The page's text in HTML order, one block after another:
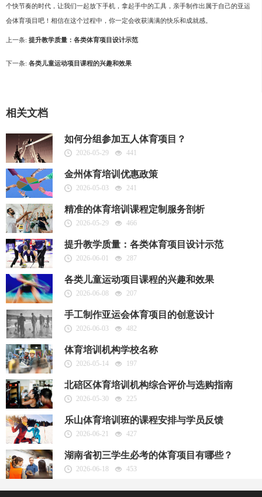
个快节奏的时代，让我们一起放下手机，拿起手中的工具，亲手制作出属于自己的亚运
会体育项目吧！相信在这个过程中，你一定会收获满满的快乐和成就感。
上一条: 提升教学质量：各类体育项目设计示范
下一条: 各类儿童运动项目课程的兴趣和效果
相关文档
如何分组参加五人体育项目？
2026-05-29 441
金州体育培训优惠政策
2026-05-03 241
精准的体育培训课程定制服务剖析
2026-05-29 466
提升教学质量：各类体育项目设计示范
2026-06-01 287
各类儿童运动项目课程的兴趣和效果
2026-06-08 207
手工制作亚运会体育项目的创意设计
2026-06-03 482
体育培训机构学校名称
2026-05-14 197
北碚区体育培训机构综合评价与选购指南
2026-05-30 225
乐山体育培训班的课程安排与学员反馈
2026-06-21 427
湖南省初三学生必考的体育项目有哪些？
2026-06-18 453